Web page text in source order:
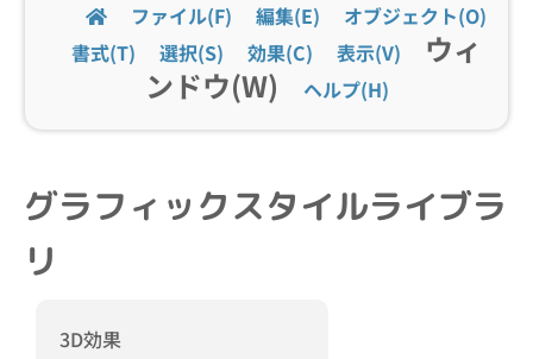
ファイル(F) 編集(E)
オブジェクト(O)
書式(T)
選択(S) 効果(C) 表示(V)
ウィ
ンドウ(W)
ヘルプ(H)
グラフィックスタイルライブラ
リ
3D効果